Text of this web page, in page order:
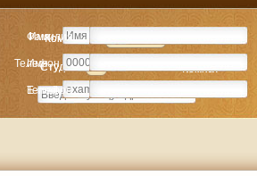
Комнату
Студия Комнат
Комнату
Студия Комнат
Имя
Телефон
E-mail
Фамилия
Имя
Телефон